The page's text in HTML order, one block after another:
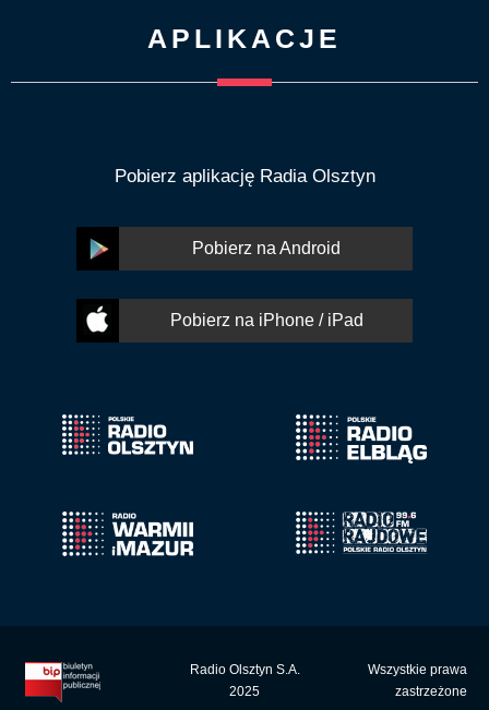
APLIKACJE
Pobierz aplikację Radia Olsztyn
Pobierz na Android
Pobierz na iPhone / iPad
Radio Olsztyn S.A.
2025
Wszystkie prawa
zastrzeżone